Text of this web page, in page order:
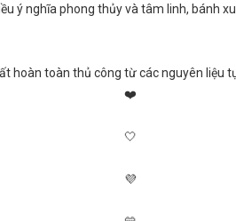
ý nghĩa phong thủy và tâm linh, bánh
hoàn toàn thủ công từ các nguyên liệu